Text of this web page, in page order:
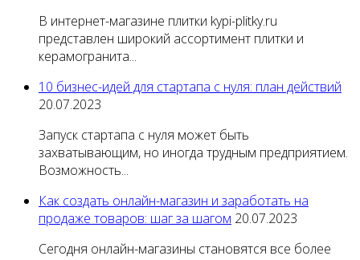
В интернет-магазине плитки kypi-plitky.ru
представлен широкий ассортимент плитки и
керамогранита...
10 бизнес-идей для стартапа с нуля: план действий
20.07.2023
Запуск стартапа с нуля может быть
захватывающим, но иногда трудным предприятием.
Возможность...
Как создать онлайн-магазин и заработать на
продаже товаров: шаг за шагом 20.07.2023
Сегодня онлайн-магазины становятся все более